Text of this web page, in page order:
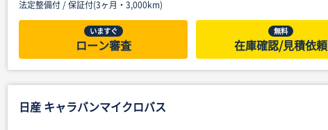
法定整備付 /保証付(3ヶ月・3,000km)
いますぐ
ローン審査
無料
在庫確認/見積依頼
日産 キャラバンマイクロバス